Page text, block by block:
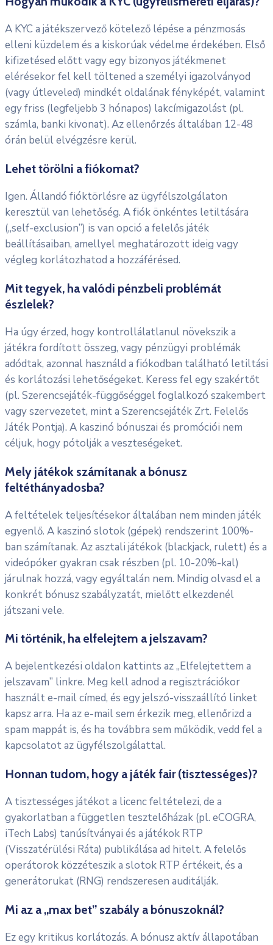
A KYC a játékszervező kötelező lépése a pénzmosás
elleni küzdelem és a kiskorúak védelme érdekében. Első
kifizetésed előtt vagy egy bizonyos játékmenet
elérésekor fel kell töltened a személyi igazolványod
(vagy útleveled) mindkét oldalának fényképét, valamint
egy friss (legfeljebb 3 hónapos) lakcímigazolást (pl.
számla, banki kivonat). Az ellenőrzés általában 12-48
órán belül elvégzésre kerül.
Lehet törölni a fiókomat?
Igen. Állandó fióktörlésre az ügyfélszolgálaton
keresztül van lehetőség. A fiók önkéntes letiltására
(„self-exclusion”) is van opció a felelős játék
beállításaiban, amellyel meghatározott ideig vagy
végleg korlátozhatod a hozzáférésed.
Mit tegyek, ha valódi pénzbeli problémát
észlelek?
Ha úgy érzed, hogy kontrollálatlanul növekszik a
játékra fordított összeg, vagy pénzügyi problémák
adódtak, azonnal használd a fiókodban található letiltási
és korlátozási lehetőségeket. Keress fel egy szakértőt
(pl. Szerencsejáték-függőséggel foglalkozó szakembert
vagy szervezetet, mint a Szerencsejáték Zrt. Felelős
Játék Pontja). A kaszinó bónuszai és promóciói nem
céljuk, hogy pótolják a veszteségeket.
Mely játékok számítanak a bónusz
feltéthányadosba?
A feltételek teljesítésekor általában nem minden játék
egyenlő. A kaszinó slotok (gépek) rendszerint 100%-
ban számítanak. Az asztali játékok (blackjack, rulett) és a
videópóker gyakran csak részben (pl. 10-20%-kal)
járulnak hozzá, vagy egyáltalán nem. Mindig olvasd el a
konkrét bónusz szabályzatát, mielőtt elkezdenél
játszani vele.
Mi történik, ha elfelejtem a jelszavam?
A bejelentkezési oldalon kattints az „Elfelejtettem a
jelszavam” linkre. Meg kell adnod a regisztrációkor
használt e-mail címed, és egy jelszó-visszaállító linket
kapsz arra. Ha az e-mail sem érkezik meg, ellenőrizd a
spam mappát is, és ha továbbra sem működik, vedd fel a
kapcsolatot az ügyfélszolgálattal.
Honnan tudom, hogy a játék fair (tisztességes)?
A tisztességes játékot a licenc feltételezi, de a
gyakorlatban a független tesztelőházak (pl. eCOGRA,
iTech Labs) tanúsítványai és a játékok RTP
(Visszatérülési Ráta) publikálása ad hitelt. A felelős
operátorok közzéteszik a slotok RTP értékeit, és a
generátorukat (RNG) rendszeresen auditálják.
Mi az a „max bet” szabály a bónuszoknál?
Ez egy kritikus korlátozás. A bónusz aktív állapotában